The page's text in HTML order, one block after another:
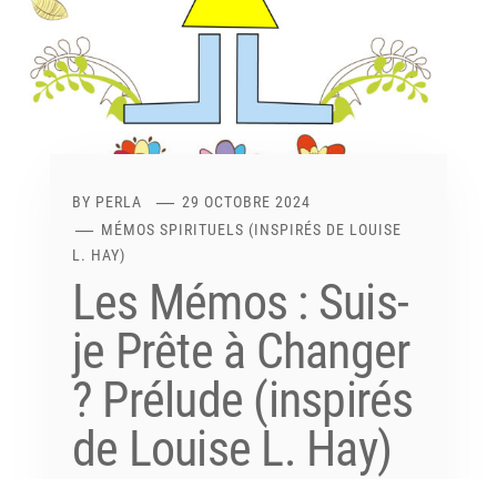
BY PERLA
29 OCTOBRE 2024
MÉMOS SPIRITUELS (INSPIRÉS DE LOUISE
L. HAY)
Les Mémos : Suis-
je Prête à Changer
? Prélude (inspirés
de Louise L. Hay)